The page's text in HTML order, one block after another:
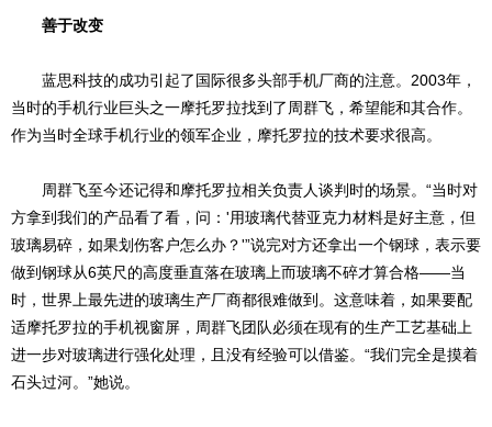
善于改变
蓝思科技的成功引起了国际很多头部手机厂商的注意。2003年，
当时的手机行业巨头之一摩托罗拉找到了周群飞，希望能和其合作。
作为当时全球手机行业的领军企业，摩托罗拉的技术要求很高。
周群飞至今还记得和摩托罗拉相关负责人谈判时的场景。“当时对
方拿到我们的产品看了看，问：'用玻璃代替亚克力材料是好主意，但
玻璃易碎，如果划伤客户怎么办？'”说完对方还拿出一个钢球，表示要
做到钢球从6英尺的高度垂直落在玻璃上而玻璃不碎才算合格——当
时，世界上最先进的玻璃生产厂商都很难做到。这意味着，如果要配
适摩托罗拉的手机视窗屏，周群飞团队必须在现有的生产工艺基础上
进一步对玻璃进行强化处理，且没有经验可以借鉴。“我们完全是摸着
石头过河。”她说。